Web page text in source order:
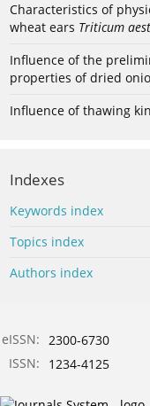
Characteristics of
wheat ears Triticum
Influence of the
properties of dried
Influence of thawing
Indexes
Keywords index
Topics index
Authors index
eISSN: 2300-6730
ISSN:
1234-4125